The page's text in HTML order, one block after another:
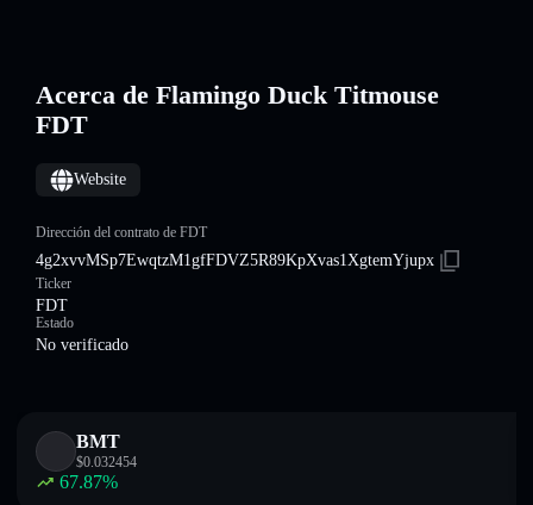
Acerca de Flamingo Duck Titmouse
FDT
Website
Dirección del contrato de FDT
4g2xvvMSp7EwqtzM1gfFDVZ5R89KpXvas1XgtemYjupx
Ticker
FDT
Estado
No verificado
BMT
$0.032454
67.87%